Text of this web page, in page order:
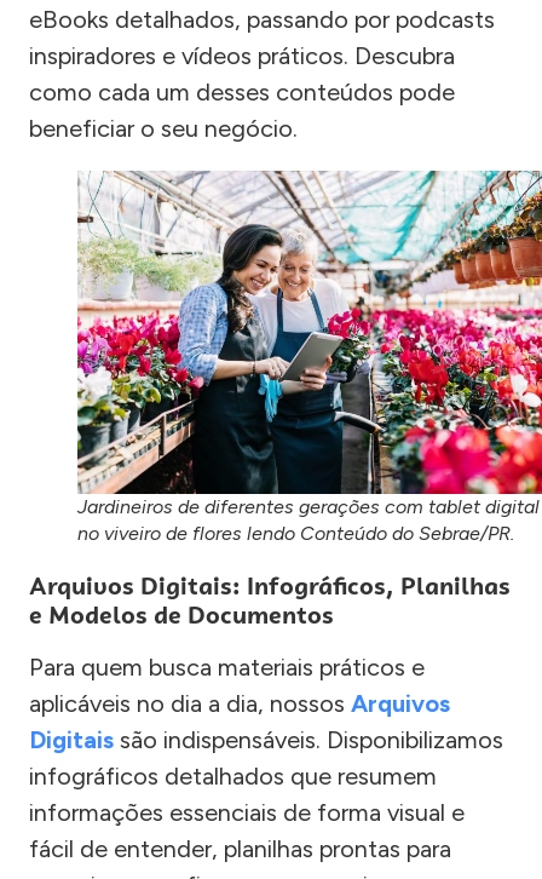
eBooks detalhados, passando por podcasts
inspiradores e vídeos práticos. Descubra
como cada um desses conteúdos pode
beneficiar o seu negócio.
Jardineiros de diferentes gerações com tablet digital
no viveiro de flores lendo Conteúdo do Sebrae/PR.
Arquivos Digitais: Infográficos, Planilhas
e Modelos de Documentos
Para quem busca materiais práticos e
aplicáveis no dia a dia, nossos Arquivos
Digitais são indispensáveis. Disponibilizamos
infográficos detalhados que resumem
informações essenciais de forma visual e
fácil de entender, planilhas prontas para